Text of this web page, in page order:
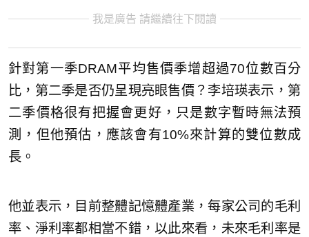
我是廣告 請繼續往下閱讀
針對第一季DRAM平均售價季增超過70位數百分
比，第二季是否仍呈現亮眼售價？李培瑛表示，第
二季價格很有把握會更好，只是數字暫時無法預
測，但他預估，應該會有10%來計算的雙位數成
長。
他並表示，目前整體記憶體產業，每家公司的毛利
率、淨利率都相當不錯，以此來看，未來毛利率是